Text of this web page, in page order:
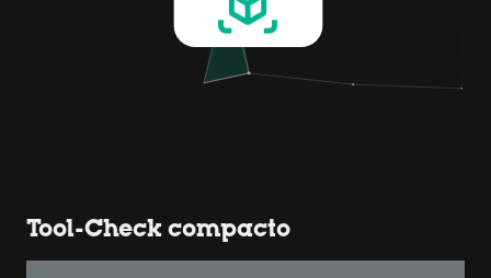
Tool-Check compacto